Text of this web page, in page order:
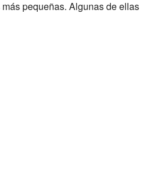
pequeñas. Algunas de ellas